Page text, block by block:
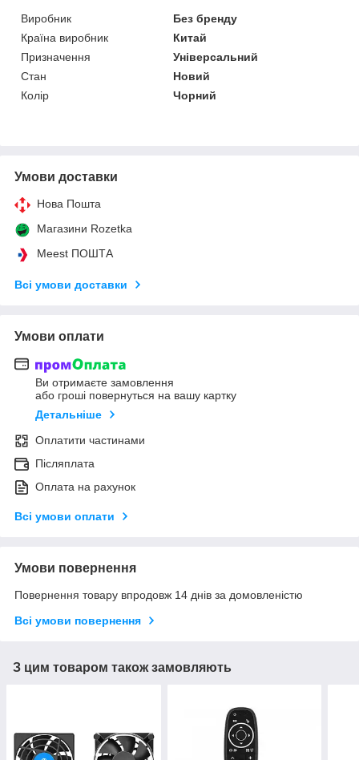
Виробник
Без бренду
Країна виробник
Китай
Призначення
Універсальний
Стан
Новий
Колір
Чорний
Умови доставки
Нова Пошта
Магазини Rozetka
Meest ПОШТА
Всі умови доставки
Умови оплати
Ви отримаєте замовлення
або гроші повернуться на вашу картку
Детальніше
Оплатити частинами
Післяплата
Оплата на рахунок
Всі умови оплати
Умови повернення
Повернення товару впродовж 14 днів за домовленістю
Всі умови повернення
З цим товаром також замовляють